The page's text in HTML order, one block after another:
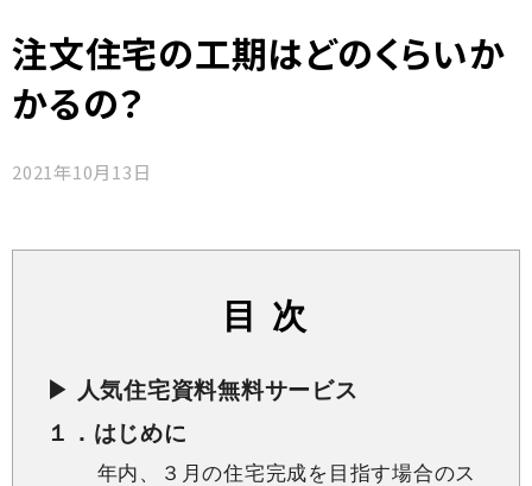
注文住宅の工期はどのくらいか
かるの？
2021年10月13日
目 次
▶ 人気住宅資料無料サービス
１．はじめに
年内、３月の住宅完成を目指す場合のス